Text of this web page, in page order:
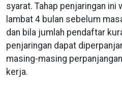
syarat. Tahap penjaringan ini
lambat 4 bulan sebelum
dan bila jumlah pendaftar
penjaringan dapat
masing-masing
kerja.